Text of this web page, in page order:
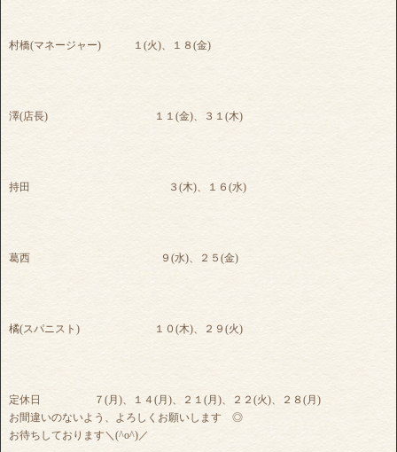
村橋(マネージャー) １(火)、１８(金)
澤(店長) １１(金)、３１(木)
持田 ３(木)、１６(水)
葛西 ９(水)、２５(金)
橘(スパニスト) １０(木)、２９(火)
定休日 ７(月)、１４(月)、２１(月)、２２(火)、２８(月)
お間違いのないよう、よろしくお願いします ◎
お待ちしております＼(^o^)／